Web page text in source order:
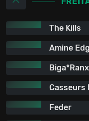
The Kills
Amine
Biga*Ranx
Casseurs
Feder